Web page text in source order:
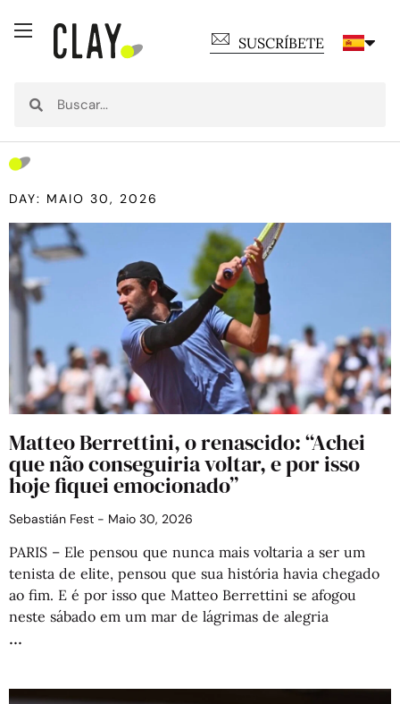
SUSCRÍBETE
DAY: MAIO 30, 2026
Matteo Berrettini, o renascido: “Achei
que não conseguiria voltar, e por isso
hoje fiquei emocionado”
Sebastián Fest Maio 30, 2026
PARIS – Ele pensou que nunca mais voltaria a ser um
tenista de elite, pensou que sua história havia chegado
ao fim. E é por isso que Matteo Berrettini se afogou
neste sábado em um mar de lágrimas de alegria